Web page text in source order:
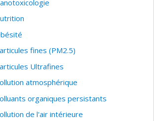
fines (PM2.5)
Ultrafines
atmosphérique
organiques persistants
de l'air intérieure